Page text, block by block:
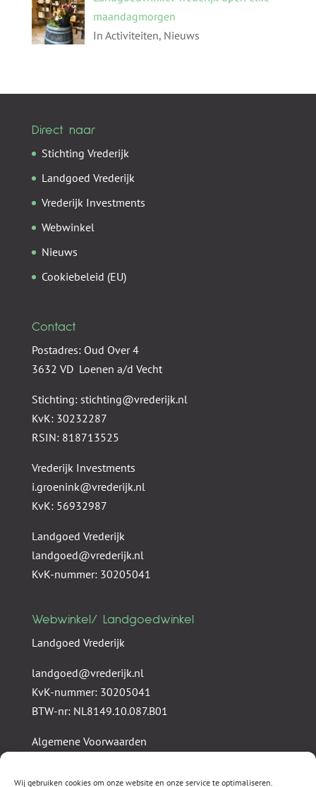
Wij gebruiken cookies om onze website en onze service te optimaliseren.
maandagmorgen
In Activiteiten, Nieuws
Direct naar
Stichting Vrederijk
Landgoed Vrederijk
Vrederijk Investments
Webwinkel
Nieuws
Cookiebeleid (EU)
Contact
Postadres: Oud Over 4
3632 VD Loenen a/d Vecht
Stichting: stichting@vrederijk.nl
KvK: 30232287
RSIN: 818713525
Vrederijk Investments
i.groenink@vrederijk.nl
KvK: 56932987
Landgoed Vrederijk
landgoed@vrederijk.nl
KvK-nummer: 30205041
Webwinkel/ Landgoedwinkel
Landgoed Vrederijk
landgoed@vrederijk.nl
KvK-nummer: 30205041
BTW-nr: NL8149.10.087.B01
Algemene Voorwaarden